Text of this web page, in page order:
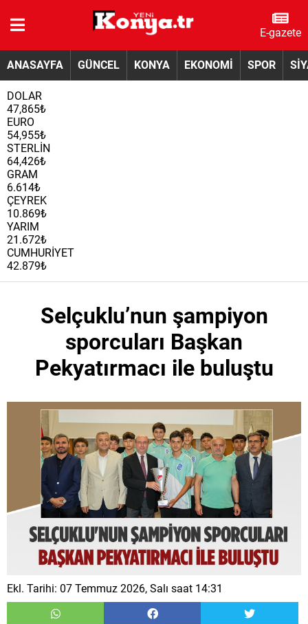
E-gazete
ANASAYFA GÜNCEL KONYA EKONOMİ SPOR
DOLAR
47,865₺
EURO
54,955₺
STERLİN
64,426₺
GRAM
6.614₺
ÇEYREK
10.869₺
YARIM
21.672₺
CUMHURİYET
42.879₺
Selçuklu’nun şampiyon
sporcuları Başkan
Pekyatırmacı ile buluştu
Ekl. Tarihi: 07 Temmuz 2026, Salı saat 14:31